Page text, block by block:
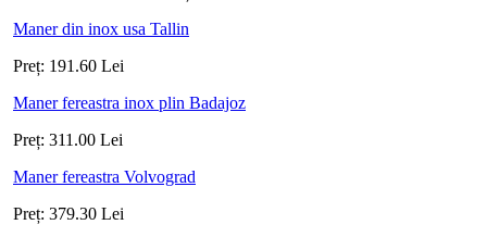
Maner din inox usa Tallin
Preț: 191.60 Lei
Maner fereastra inox plin Badajoz
Preț: 311.00 Lei
Maner fereastra Volvograd
Preț: 379.30 Lei